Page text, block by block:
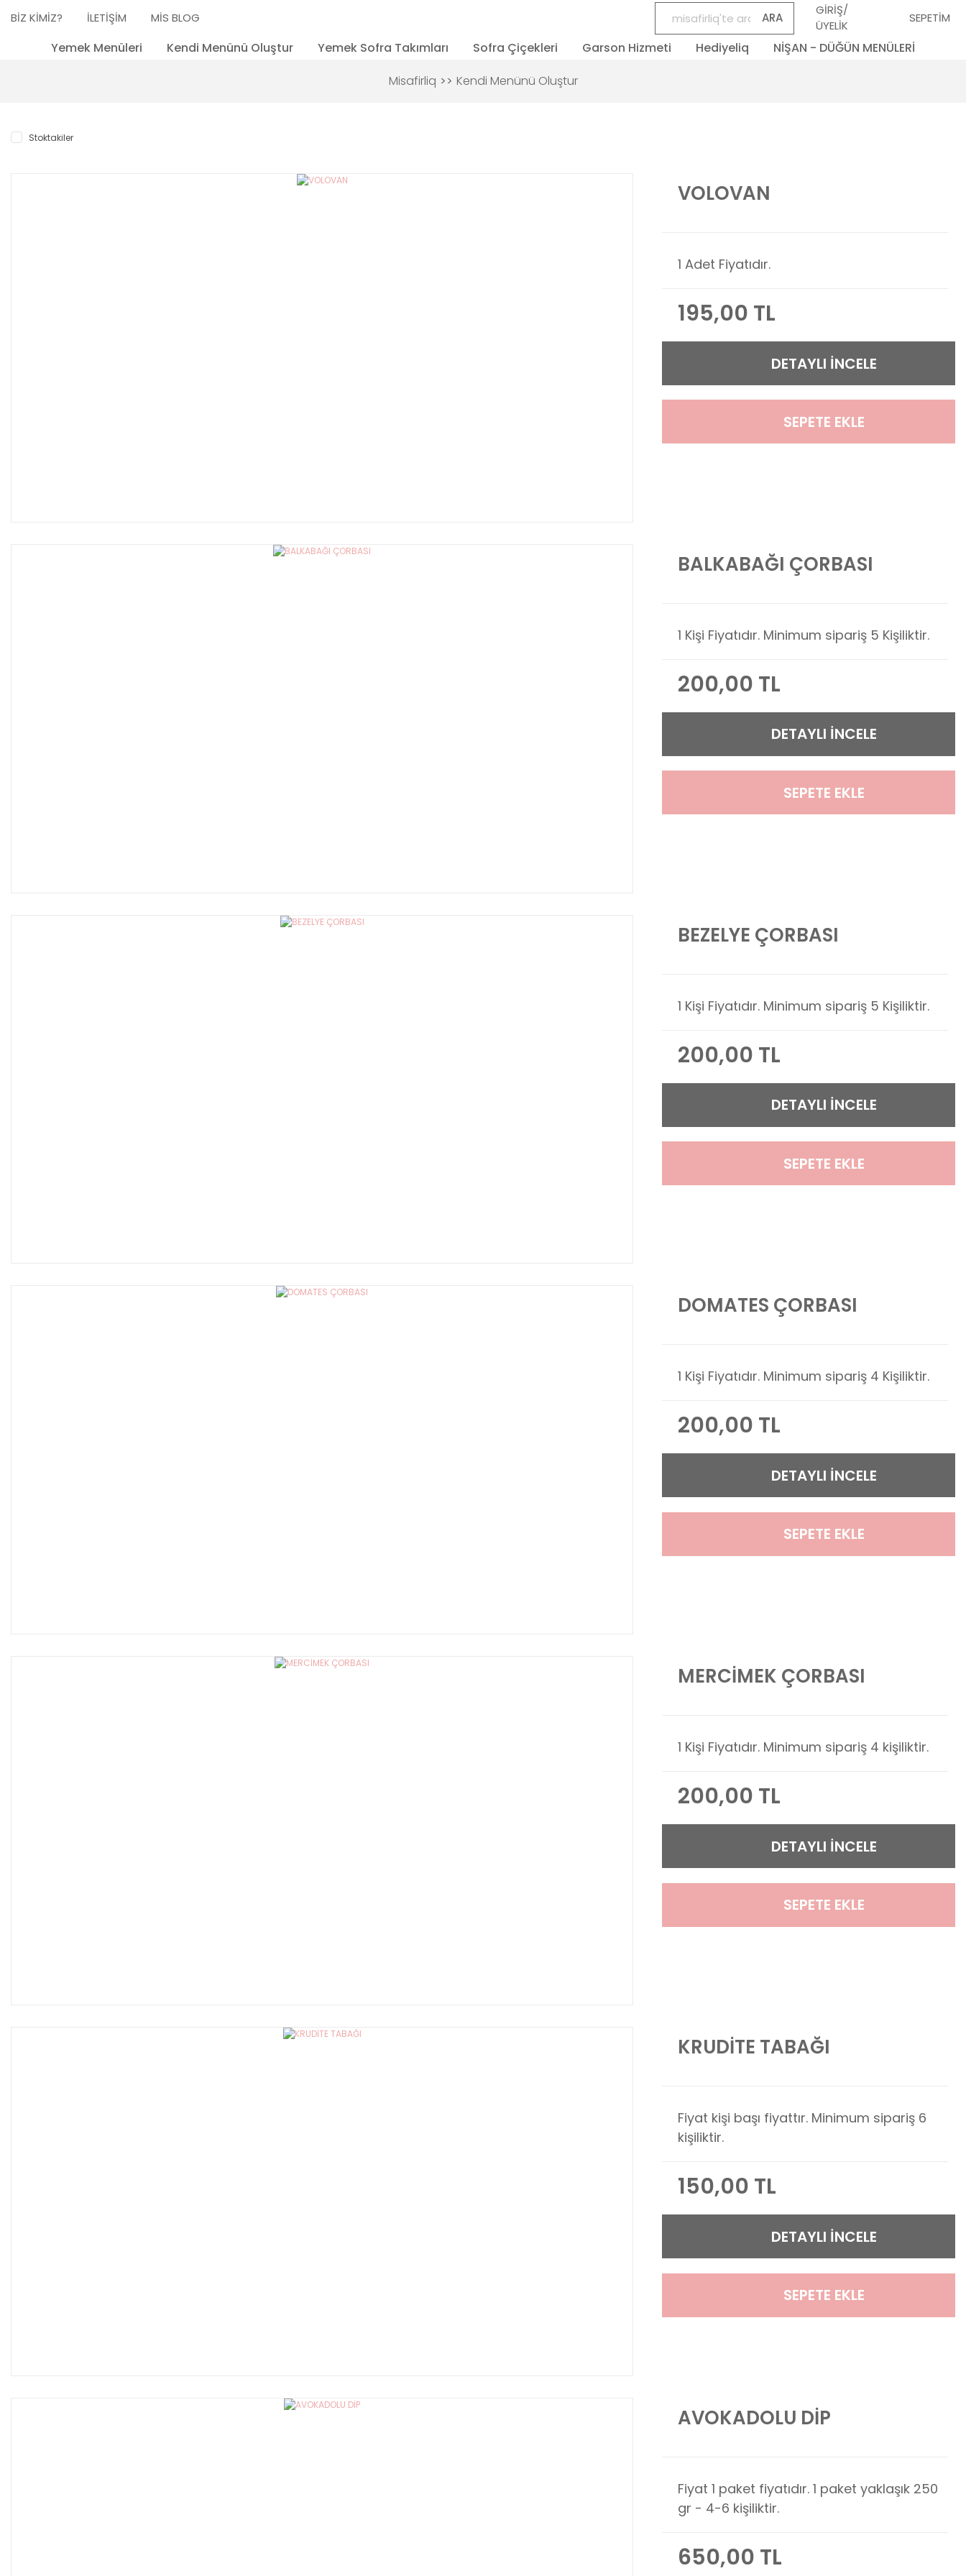
BİZ KİMİZ? İLETİŞİM MİS BLOG ARA
GİRİŞ/
ÜYELİK
SEPETİM
Yemek Menüleri Kendi Menünü Oluştur Yemek Sofra Takımları Sofra Çiçekleri Garson Hizmeti Hediyeliq
NİŞAN - DÜĞÜN MENÜLERİ
Misafirliq
Kendi Menünü Oluştur
Stoktakiler
VOLOVAN
1 Adet Fiyatıdır.
195,00 TL
DETAYLI İNCELE
SEPETE EKLE
BALKABAĞI ÇORBASI
1 Kişi Fiyatıdır. Minimum sipariş 5 Kişiliktir.
200,00 TL
DETAYLI İNCELE
SEPETE EKLE
BEZELYE ÇORBASI
1 Kişi Fiyatıdır. Minimum sipariş 5 Kişiliktir.
200,00 TL
DETAYLI İNCELE
SEPETE EKLE
DOMATES ÇORBASI
1 Kişi Fiyatıdır. Minimum sipariş 4 Kişiliktir.
200,00 TL
DETAYLI İNCELE
SEPETE EKLE
MERCİMEK ÇORBASI
1 Kişi Fiyatıdır. Minimum sipariş 4 kişiliktir.
200,00 TL
DETAYLI İNCELE
SEPETE EKLE
KRUDİTE TABAĞI
Fiyat kişi başı fiyattır. Minimum sipariş 6
kişiliktir.
150,00 TL
DETAYLI İNCELE
SEPETE EKLE
AVOKADOLU DİP
Fiyat 1 paket fiyatıdır. 1 paket yaklaşık 250
gr - 4-6 kişiliktir.
650,00 TL